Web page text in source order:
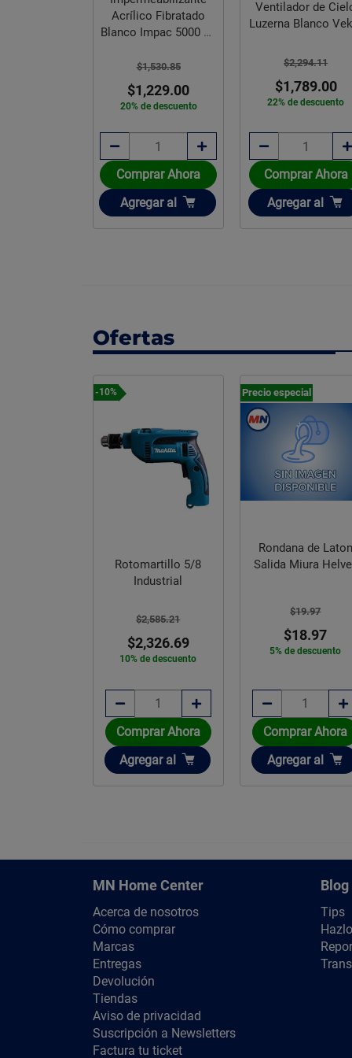
Acrílico Fibratado
Blanco Impac 5000 19
$1,530.85
$1,229.00
20% de descuento
Comprar Ahora
Añadir
Agregar al
Ventilador de
Luzerna Blanco
$2,294.11
$1,789.00
22% de descuento
Comprar Ahora
Añadir
Agregar al
Ofertas
-10%
Rotomartillo 5/8
Industrial
$2,585.21
$2,326.69
10% de descuento
Comprar Ahora
Añadir
Agregar al
Precio especial
Rondana de Laton
Salida Miura
$19.97
$18.97
5% de descuento
Comprar Ahora
Añadir
Agregar al
MN Home Center
Acerca de nosotros
Cómo comprar
Marcas
Entregas
Devolución
Tiendas
Aviso de privacidad
Suscripción a Newsletters
Factura tu ticket
Blog
Tips